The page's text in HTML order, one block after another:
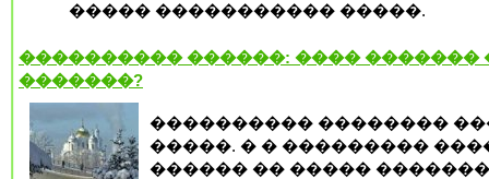
����� ����������� �����.
���������� ������: ���� �������
�������?
���������� ��������
�����. � � ���������
������ �� �����